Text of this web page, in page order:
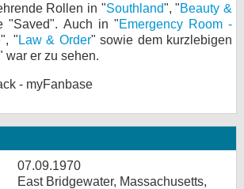
Rollen in "Southland", "Beauty &
"Saved". Auch in "Emergency Room -
", " Law & Order" sowie dem kurzlebigen
war er zu sehen.
- myFanbase
07.09.1970
East Bridgewater, Massachusetts,
Forum
bei X
bei Facebook
Nutzungsbedingungen